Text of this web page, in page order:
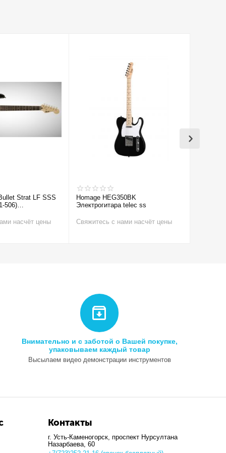
Strat LF SSS
506)
насчёт цены
Homage HEG350BK
Электрогитара telec ss
Свяжитесь с нами насчёт цены
Внимательно и с заботой о Вашей покупке,
упаковываем каждый товар
Высылаем видео демонстрации инструментов
Контакты
г. Усть-Каменогорск, ​проспект Нурсултана
Назарбаева, 60